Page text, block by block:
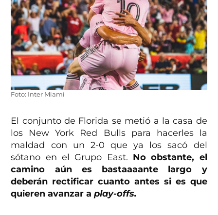
Foto: Inter Miami
El conjunto de Florida se metió a la casa de
los New York Red Bulls para hacerles la
maldad con un 2-0 que ya los sacó del
sótano en el Grupo East. No obstante, el
camino aún es bastaaaante largo y
deberán rectificar cuanto antes si es que
quieren avanzar aplay-offs.